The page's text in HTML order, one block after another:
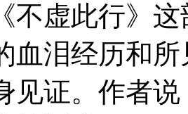
不虚此行》
血泪经历和
见证。作者